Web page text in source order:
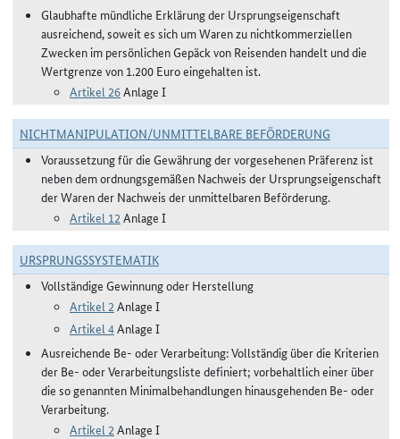
Glaubhafte mündliche Erklärung der Ursprungseigenschaft
ausreichend, soweit es sich um Waren zu nichtkommerziellen
Zwecken im persönlichen Gepäck von Reisenden handelt und die
Wertgrenze von 1.200 Euro eingehalten ist.
Artikel 26Anlage I
NICHTMANIPULATION/UNMITTELBARE BEFÖRDERUNG
Voraussetzung für die Gewährung der vorgesehenen Präferenz ist
neben dem ordnungsgemäßen Nachweis der Ursprungseigenschaft
der Waren der Nachweis der unmittelbaren Beförderung.
Artikel 12 Anlage I
URSPRUNGSSYSTEMATIK
Vollständige Gewinnung oder Herstellung
Artikel 2 Anlage I
Artikel 4Anlage I
Ausreichende Be- oder Verarbeitung: Vollständig über die Kriterien
der Be- oder Verarbeitungsliste definiert; vorbehaltlich einer über
die so genannten Minimalbehandlungen hinausgehenden Be- oder
Verarbeitung.
Artikel 2 Anlage I